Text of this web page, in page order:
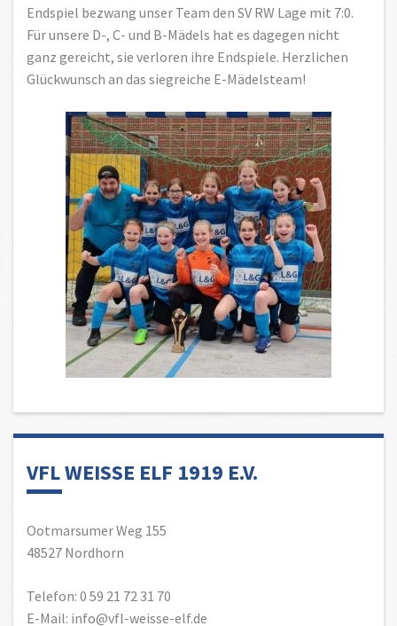
Endspiel bezwang unser Team den SV RW Lage mit 7:0.
Für unsere D-, C- und B-Mädels hat es dagegen nicht
ganz gereicht, sie verloren ihre Endspiele. Herzlichen
Glückwunsch an das siegreiche E-Mädelsteam!
VFL WEISSE ELF 1919 E.V.
Ootmarsumer Weg 155
48527 Nordhorn
Telefon: 0 59 21 72 31 70
E-Mail: info@vfl-weisse-elf.de